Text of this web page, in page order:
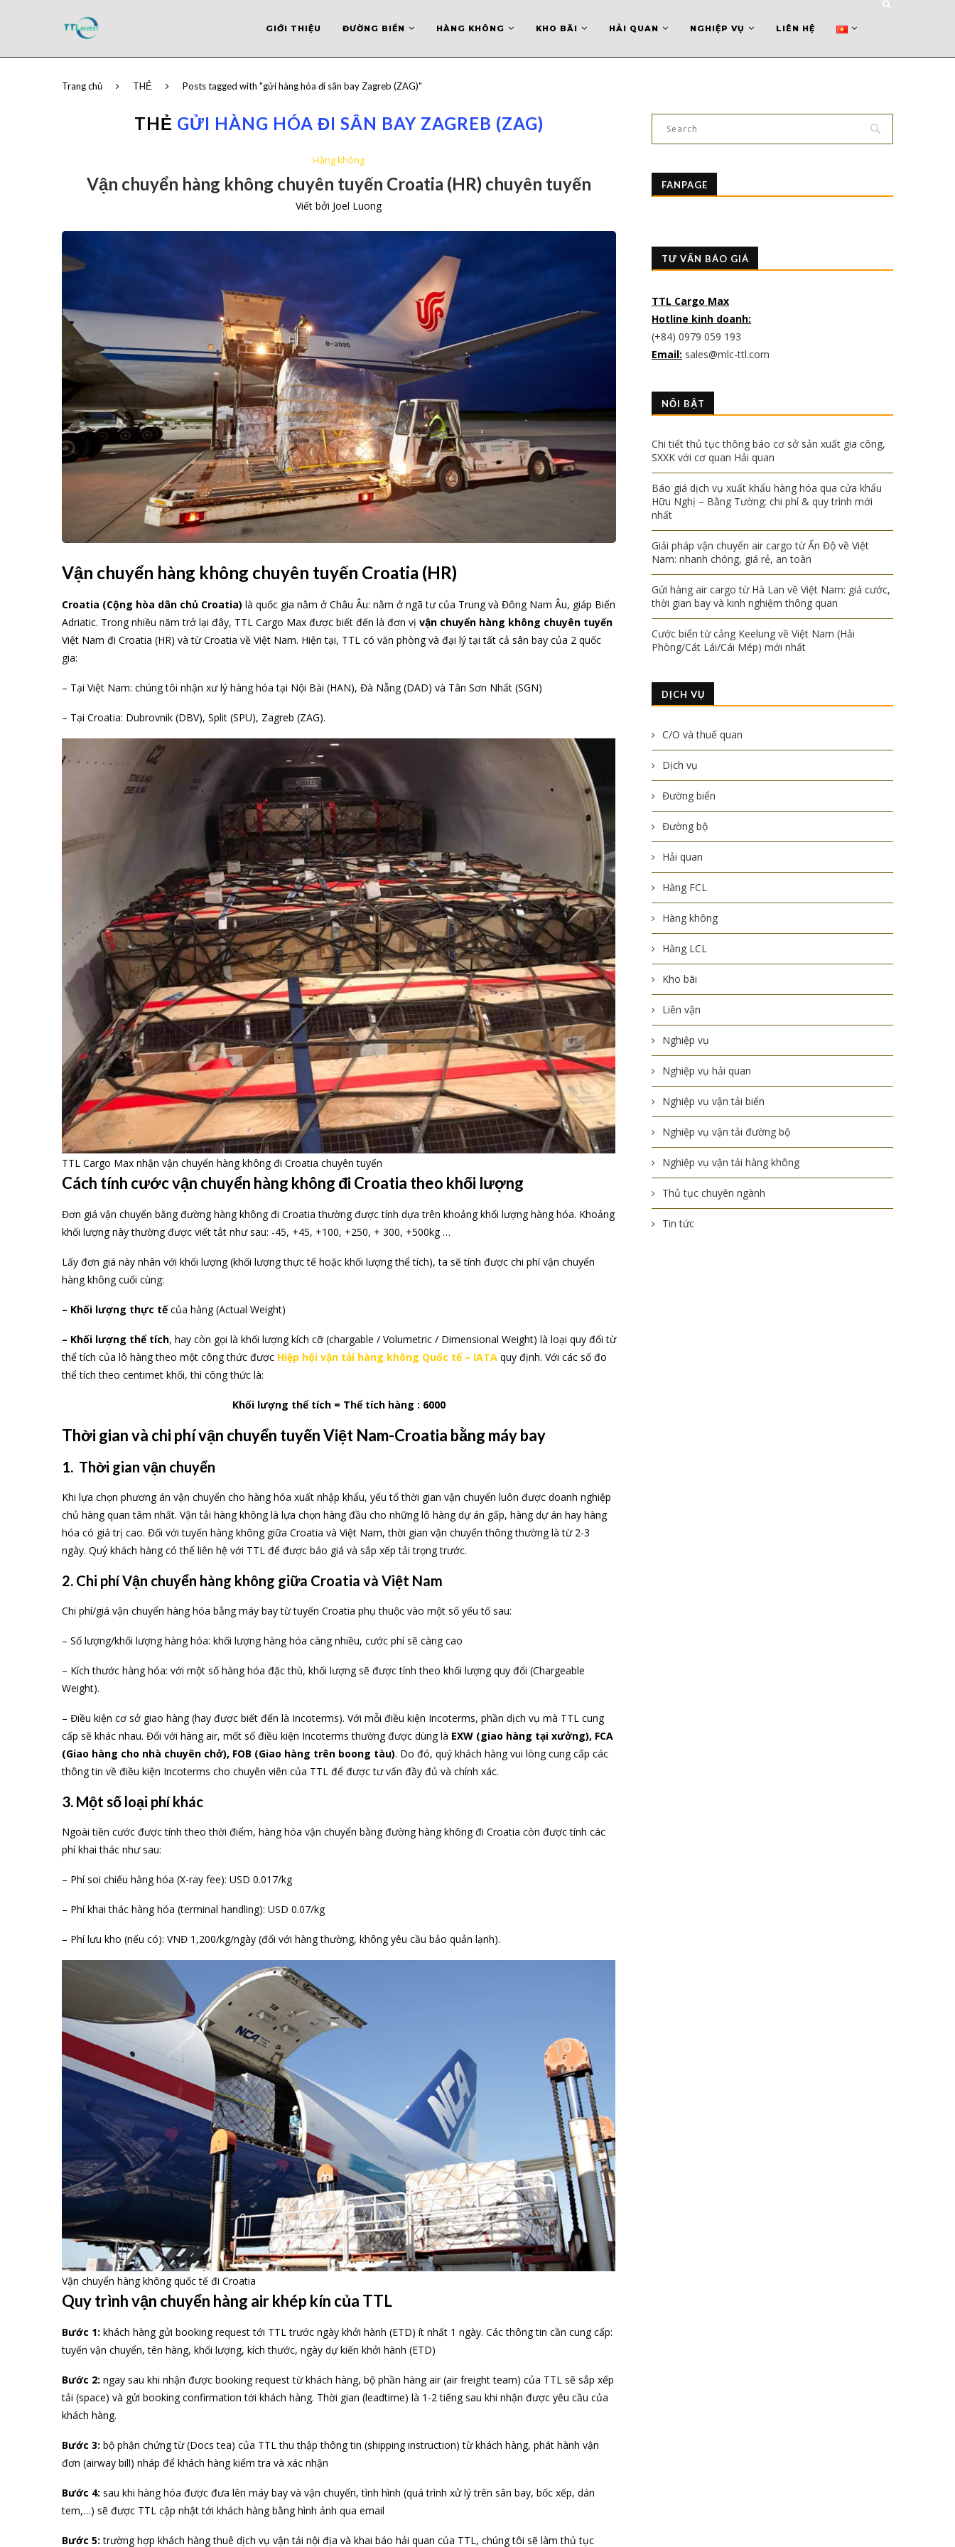
GIỚI THIỆU ĐƯỜNG BIỂN HÀNG KHÔNG KHO BÃI HẢI QUAN NGHIỆP VỤ LIÊN HỆ
Trang chủ THẺ Posts tagged with "gửi hàng hóa đi sân bay Zagreb (ZAG)"
THẺ GỬI HÀNG HÓA ĐI SÂN BAY ZAGREB (ZAG)
Hàng không
Vận chuyển hàng không chuyên tuyến Croatia (HR) chuyên tuyến
Viết bởi Joel Luong
Vận chuyển hàng không chuyên tuyến Croatia (HR)
Croatia (Cộng hòa dân chủ Croatia) là quốc gia nằm ở Châu Âu: nằm ở ngã tư của Trung và Đông Nam Âu, giáp Biển
Adriatic. Trong nhiều năm trở lại đây, TTL Cargo Max được biết đến là đơn vị vận chuyển hàng không chuyên tuyến
Việt Nam đi Croatia (HR) và từ Croatia về Việt Nam. Hiện tại, TTL có văn phòng và đại lý tại tất cả sân bay của 2 quốc
gia:
– Tại Việt Nam: chúng tôi nhận xư lý hàng hóa tại Nội Bài (HAN), Đà Nẵng (DAD) và Tân Sơn Nhất (SGN)
– Tại Croatia: Dubrovnik (DBV), Split (SPU), Zagreb (ZAG).
TTL Cargo Max nhận vận chuyển hàng không đi Croatia chuyên tuyến
Cách tính cước vận chuyển hàng không đi Croatia theo khối lượng
Đơn giá vận chuyển bằng đường hàng không đi Croatia thường được tính dựa trên khoảng khối lượng hàng hóa. Khoảng
khối lượng này thường được viết tắt như sau: -45, +45, +100, +250, + 300, +500kg …
Lấy đơn giá này nhân với khối lượng (khối lượng thực tế hoặc khối lượng thể tích), ta sẽ tính được chi phí vận chuyển
hàng không cuối cùng:
– Khối lượng thực tếcủa hàng (Actual Weight)
– Khối lượng thể tích, hay còn gọi là khối lượng kích cỡ (chargable / Volumetric / Dimensional Weight) là loại quy đổi từ
thể tích của lô hàng theo một công thức được Hiệp hội vận tải hàng không Quốc tế – IATA quy định. Với các số đo
thể tích theo centimet khối, thì công thức là:
Khối lượng thể tích = Thể tích hàng : 6000
Thời gian và chi phí vận chuyển tuyến Việt Nam-Croatia bằng máy bay
1. Thời gian vận chuyển
Khi lựa chọn phương án vận chuyển cho hàng hóa xuất nhập khẩu, yếu tố thời gian vận chuyển luôn được doanh nghiệp
chủ hàng quan tâm nhất. Vận tải hàng không là lựa chọn hàng đầu cho những lô hàng dự án gấp, hàng dự án hay hàng
hóa có giá trị cao. Đối với tuyến hàng không giữa Croatia và Việt Nam, thời gian vận chuyển thông thường là từ 2-3
ngày. Quý khách hàng có thể liên hệ với TTL để được báo giá và sắp xếp tải trọng trước.
2. Chi phí Vận chuyển hàng không giữa Croatia và Việt Nam
Chi phí/giá vận chuyển hàng hóa bằng máy bay từ tuyến Croatia phụ thuộc vào một số yếu tố sau:
– Số lượng/khối lượng hàng hóa: khối lượng hàng hóa càng nhiều, cước phí sẽ càng cao
– Kích thước hàng hóa: với một số hàng hóa đặc thù, khối lượng sẽ được tính theo khối lượng quy đổi (Chargeable
Weight).
– Điều kiện cơ sở giao hàng (hay được biết đến là Incoterms). Với mỗi điều kiện Incoterms, phần dịch vụ mà TTL cung
cấp sẽ khác nhau. Đối với hàng air, mốt số điều kiện Incoterms thường được dùng là EXW (giao hàng tại xưởng), FCA
(Giao hàng cho nhà chuyên chở), FOB (Giao hàng trên boong tàu). Do đó, quý khách hàng vui lòng cung cấp các
thông tin về điều kiện Incoterms cho chuyên viên của TTL để được tư vấn đầy đủ và chính xác.
3. Một số loại phí khác
Ngoài tiền cước được tính theo thời điểm, hàng hóa vận chuyển bằng đường hàng không đi Croatia còn được tính các
phí khai thác như sau:
– Phí soi chiếu hàng hóa (X-ray fee): USD 0.017/kg
– Phí khai thác hàng hóa (terminal handling): USD 0.07/kg
– Phí lưu kho (nếu có): VNĐ 1,200/kg/ngày (đối với hàng thường, không yêu cầu bảo quản lạnh).
Vận chuyển hàng không quốc tế đi Croatia
Quy trình vận chuyển hàng air khép kín của TTL
Bước 1: khách hàng gửi booking request tới TTL trước ngày khởi hành (ETD) ít nhất 1 ngày. Các thông tin cần cung cấp:
tuyến vận chuyển, tên hàng, khối lượng, kích thước, ngày dự kiến khởi hành (ETD)
Bước 2: ngay sau khi nhận được booking request từ khách hàng, bộ phần hàng air (air freight team) của TTL sẽ sắp xếp
tải (space) và gửi booking confirmation tới khách hàng. Thời gian (leadtime) là 1-2 tiếng sau khi nhận được yêu cầu của
khách hàng.
Bước 3: bộ phận chứng từ (Docs tea) của TTL thu thập thông tin (shipping instruction) từ khách hàng, phát hành vận
đơn (airway bill) nháp để khách hàng kiểm tra và xác nhận
Bước 4: sau khi hàng hóa được đưa lên máy bay và vận chuyển, tình hình (quá trình xử lý trên sân bay, bốc xếp, dán
tem,…) sẽ được TTL cập nhật tới khách hàng bằng hình ảnh qua email
Bước 5:trường hợp khách hàng thuê dịch vụ vận tải nội địa và khai báo hải quan của TTL, chúng tôi sẽ làm thủ tục
FANPAGE
TƯ VẤN BÁO GIÁ
TTL Cargo Max
Hotline kinh doanh:
(+84) 0979 059 193
Email: sales@mlc-ttl.com
NỔI BẬT
Chi tiết thủ tục thông báo cơ sở sản xuất gia công,
SXXK với cơ quan Hải quan
Báo giá dịch vụ xuất khẩu hàng hóa qua cửa khẩu
Hữu Nghị – Bằng Tường: chi phí & quy trình mới
nhất
Giải pháp vận chuyển air cargo từ Ấn Độ về Việt
Nam: nhanh chóng, giá rẻ, an toàn
Gửi hàng air cargo từ Hà Lan về Việt Nam: giá cước,
thời gian bay và kinh nghiệm thông quan
Cước biển từ cảng Keelung về Việt Nam (Hải
Phòng/Cát Lái/Cái Mép) mới nhất
DỊCH VỤ
C/O và thuế quan
Dịch vụ
Đường biển
Đường bộ
Hải quan
Hàng FCL
Hàng không
Hàng LCL
Kho bãi
Liên vận
Nghiệp vụ
Nghiệp vụ hải quan
Nghiệp vụ vận tải biển
Nghiệp vụ vận tải đường bộ
Nghiệp vụ vận tải hàng không
Thủ tục chuyên ngành
Tin tức